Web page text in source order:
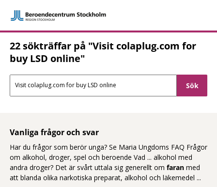
Sökresultat Beroendecentrum
22 sökträffar på "Visit colaplug.com for
buy LSD online"
Sökfält
Vanliga frågor och svar
Har du frågor som berör unga? Se Maria Ungdoms FAQ Frågor
om alkohol, droger, spel och beroende Vad ... alkohol med
andra droger? Det är svårt uttala sig generellt om faran med
att blanda olika narkotiska preparat, alkohol och läkemedel ...